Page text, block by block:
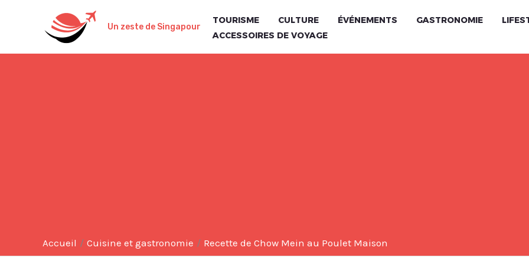
Un zeste de Singapour
TOURISME CULTURE ÉVÉNEMENTS GASTRONOMIE
ACCESSOIRES DE VOYAGE
Accueil Cuisine et gastronomie Recette de Chow Mein au Poulet Maison